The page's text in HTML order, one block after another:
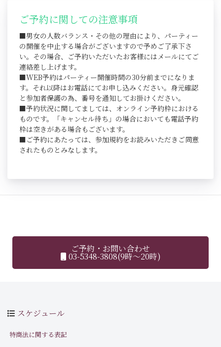
ご予約に関しての注意事項
■男女の人数バランス・その他の理由により、パーティー
の開催を中止する場合がございますので予めご了承下さ
い。その場合、ご予約いただいたお客様にはメールにてご
連絡差し上げます。
■WEB予約はパーティー開催時間の30分前までになりま
す。それ以降はお電話にてお申し込みください。身元確認
と参加者保護の為、番号を通知してお掛けください。
■予約状況に関してましては、オンライン予約枠における
ものです。「キャンセル待ち」の場合においても電話予約
枠は空きがある場合もございます。
■ご予約にあたっては、参加規約をお読みいただきご同意
されたものとみなします。
ご予約・お問い合わせ
03-5348-3808(9時～20時)
スケジュール
特商法に関する表記